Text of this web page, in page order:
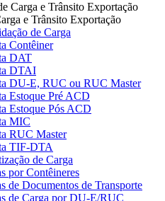
Carga e Trânsito Exportação
e Trânsito Exportação
de Carga
Contêiner
DAT
DTAI
DU-E, RUC ou RUC Master
Estoque Pré ACD
Estoque Pós ACD
MIC
RUC Master
TIF-DTA
de Carga
por Contêineres
de Documentos de Transporte
de Carga por DU-E/RUC